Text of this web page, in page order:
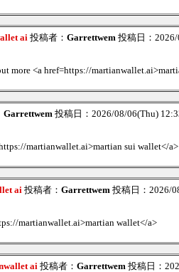
ai投稿者： Garrettwem投稿日：2026/
more <a href=https://
Garrettwem投稿日：2026/08/06(Thu)
martianwallet.ai>martian sui wallet</a>
ai投稿者： Garrettwem投稿日：2026/
martianwallet.ai>martian wallet</a>
ai投稿者： Garrettwem投稿日：